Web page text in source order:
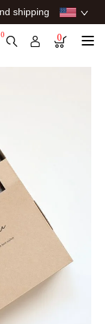
shipping
0 0